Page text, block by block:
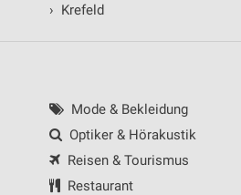
› Krefeld
Mode & Bekleidung
Optiker & Hörakustik
Reisen & Tourismus
Restaurant